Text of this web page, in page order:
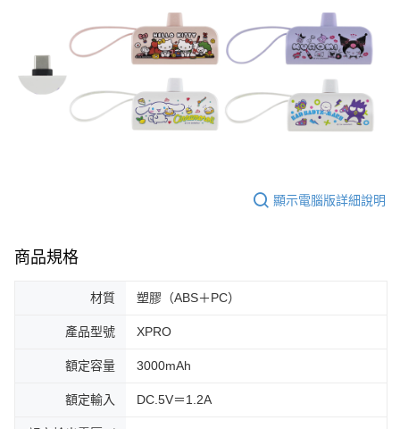
顯示電腦版詳細說明
商品規格
材質 塑膠（ABS＋PC）
產品型號 XPRO
額定容量 3000mAh
額定輸入 DC.5V＝1.2A